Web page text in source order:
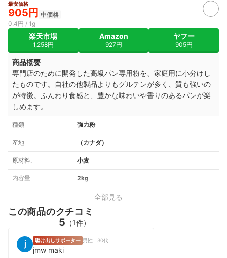
最安価格
905円 中価格
0.4円 / 1g
楽天市場
1,258円
Amazon
927円
ヤフー
905円
商品概要
専門店のために開発した高級パン専用粉を、家庭用に小分けし
たものです。自社の他製品よりもグルテンが多く、質も強いの
が特徴。ふんわり食感と、豊かな味わいや香りのあるパンが楽
しめます。
種類 強力粉
産地 （カナダ）
原材料. 小麦
内容量 2kg
全部見る
この商品のクチコミ
5 （1件）
駆け出しサポーター 男性 | 30代
jmw maki